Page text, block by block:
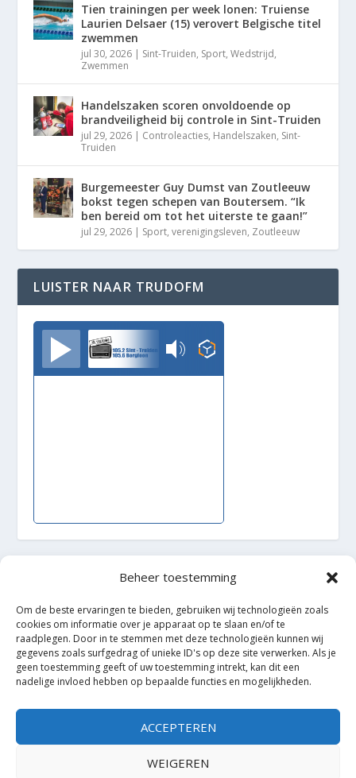
Beheer toestemming
Om de beste ervaringen te bieden, gebruiken wij technologieën zoals
cookies om informatie over je apparaat op te slaan en/of te
raadplegen. Door in te stemmen met deze technologieën kunnen wij
gegevens zoals surfgedrag of unieke ID's op deze site verwerken. Als je
geen toestemming geeft of uw toestemming intrekt, kan dit een
nadelige invloed hebben op bepaalde functies en mogelijkheden.
ACCEPTEREN
WEIGEREN
Tien trainingen per week lonen: Truiense
Laurien Delsaer (15) verovert Belgische titel
zwemmen
jul 30, 2026 | Sint-Truiden, Sport,Wedstrijd,
Zwemmen
Handelszaken scoren onvoldoende op
brandveiligheid bij controle in Sint-Truiden
jul 29, 2026 | Controleacties, Handelszaken, Sint-
Truiden
Burgemeester Guy Dumst van Zoutleeuw
bokst tegen schepen van Boutersem. “Ik
ben bereid om tot het uiterste te gaan!”
jul 29, 2026 | Sport,verenigingsleven, Zoutleeuw
LUISTER NAAR TRUDOFM
TrudoFM
WordPress